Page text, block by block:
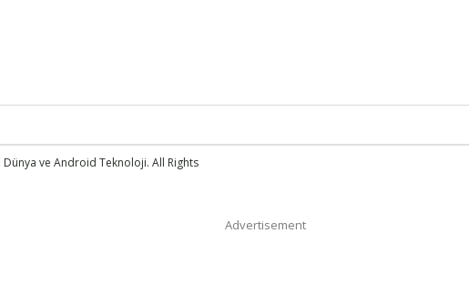
ve Android Teknoloji. All Rights
Advertisement